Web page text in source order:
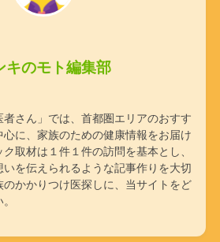
キのモト編集部
者さん」では、首都圏エリアのおすす
に、家族のための健康情報をお届け
取材は１件１件の訪問を基本とし、
いを伝えられるような記事作りを大切
かかりつけ医探しに、当サイトをど